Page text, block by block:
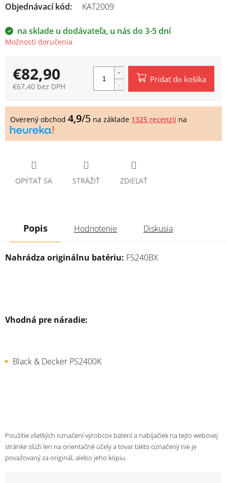
na sklade u dodávateľa, u nás do 3-5 dní
Možnosti doručenia
OPÝTAŤ SA STRÁŽIŤ ZDIEĽAŤ
Objednávací kód:
KAT2009
€82,90
€67,40 bez DPH
cena:
Pridať do košíka
Overený obchod 4,9/5 na základe 1325 recenzií na
Popis Hodnotenie Diskusia
Nahrádza originálnu batériu: FS240BX
Vhodná pre náradie:
Black & Decker PS2400K
Použitie všetkých označení výrobcov baterií a nabíjačiek na tejto webovej
stránke slúži len na orientačné účely a tovar takto označený nie je
považovaný za originál, alebo jeho kópiu.